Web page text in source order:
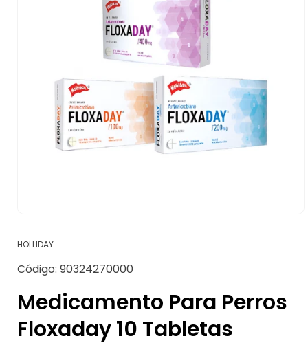
multimedia
1
una
HOLLIDAY
Código: SKU:
90324270000
Medicamento Para Perros
Floxaday 10 Tabletas